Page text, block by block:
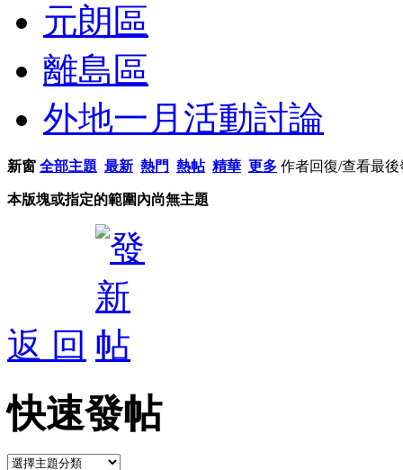
元朗區
離島區
外地一月活動討論
新窗 全部主題 最新 熱門 熱帖 精華 更多 作者回復/查看最後
本版塊或指定的範圍內尚無主題
返 回
快速發帖